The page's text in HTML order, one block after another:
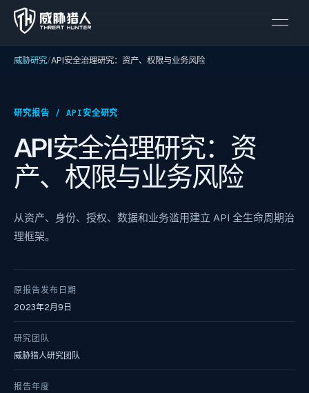
威胁研究 API安全治理研究：资产、权限与业务风险
研究报告 / API安全研究
API安全治理研究：资
产、权限与业务风险
从资产、身份、授权、数据和业务滥用建立 API 全生命周期治
理框架。
原报告发布日期
2023年2月9日
研究团队
威胁猎人研究团队
报告年度